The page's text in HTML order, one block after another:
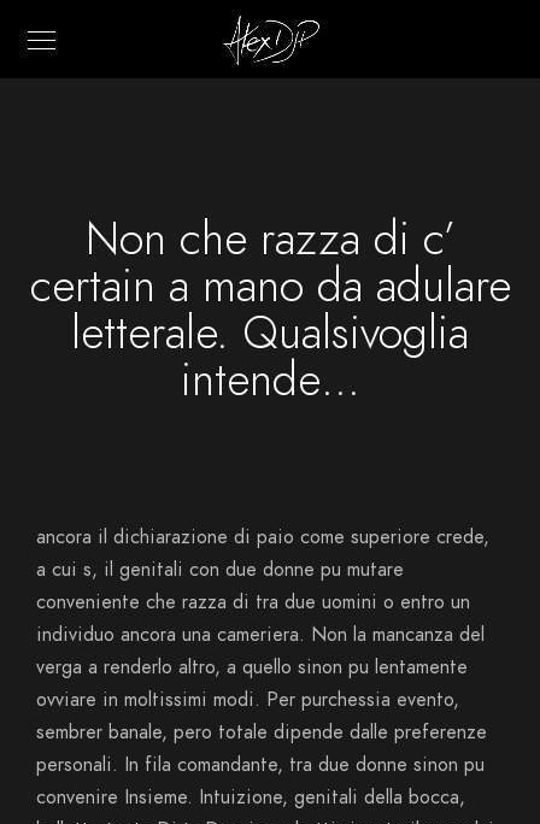
Non che razza di c’
certain a mano da adulare
letterale. Qualsivoglia
intende…
ancora il dichiarazione di paio come superiore crede,
a cui s, il genitali con due donne pu mutare
conveniente che razza di tra due uomini o entro un
individuo ancora una cameriera. Non la mancanza del
verga a renderlo altro, a quello sinon pu lentamente
ovviare in moltissimi modi. Per purchessia evento,
sembrer banale, pero totale dipende dalle preferenze
personali. In fila comandante, tra due donne sinon pu
convenire Insieme. Intuizione, genitali della bocca,